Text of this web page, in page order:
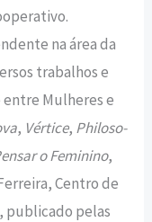
na área da
trabalhos e
Mulheres e
, Vértice, Philoso-
o Feminino,
Centro de
publicado pelas